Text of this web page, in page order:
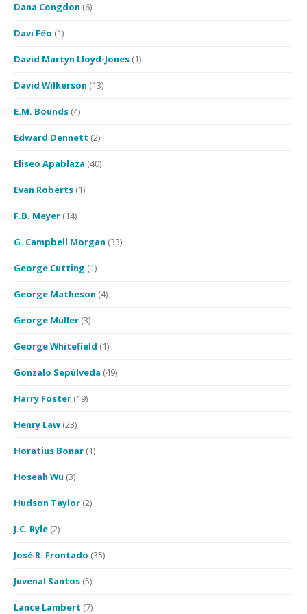
Dana Congdon (6)
Davi Fêo (1)
David Martyn Lloyd-Jones (1)
David Wilkerson (13)
E.M. Bounds (4)
Edward Dennett (2)
Eliseo Apablaza (40)
Evan Roberts (1)
F.B. Meyer (14)
G. Campbell Morgan (33)
George Cutting (1)
George Matheson (4)
George Müller (3)
George Whitefield (1)
Gonzalo Sepúlveda (49)
Harry Foster (19)
Henry Law (23)
Horatius Bonar (1)
Hoseah Wu (3)
Hudson Taylor (2)
J.C. Ryle (2)
José R. Frontado (35)
Juvenal Santos (5)
Lance Lambert (7)